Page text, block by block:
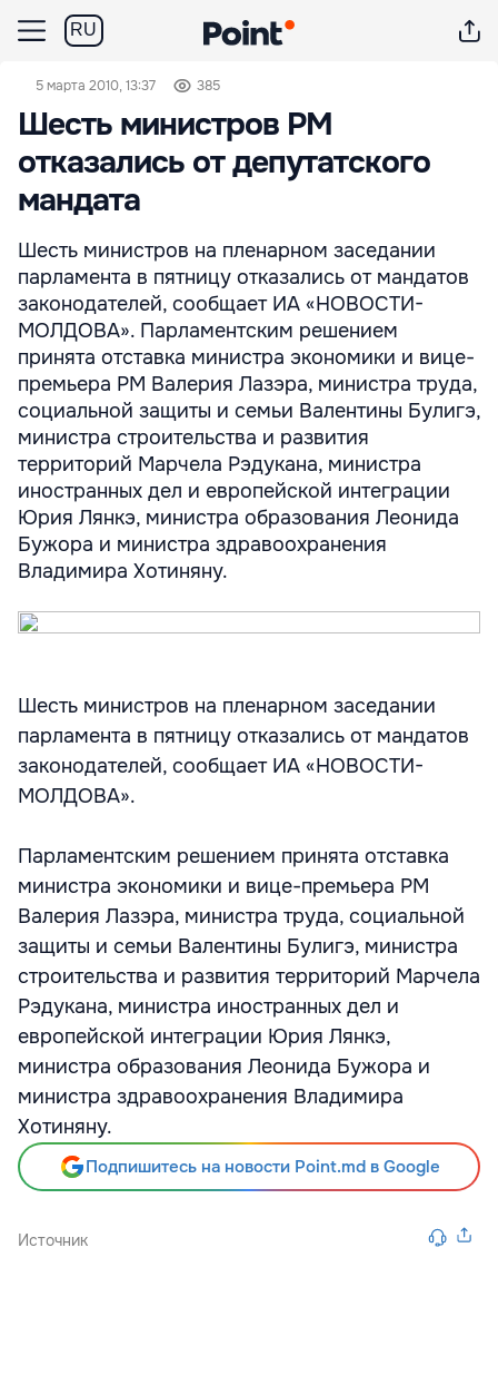
RU
5 марта 2010, 13:37 385
Шесть министров РМ
отказались от депутатского
мандата
Шесть министров на пленарном заседании
парламента в пятницу отказались от мандатов
законодателей, сообщает ИА «НОВОСТИ-
МОЛДОВА». Парламентским решением
принята отставка министра экономики и вице-
премьера РМ Валерия Лазэра, министра труда,
социальной защиты и семьи Валентины Булигэ,
министра строительства и развития
территорий Марчела Рэдукана, министра
иностранных дел и европейской интеграции
Юрия Лянкэ, министра образования Леонида
Бужора и министра здравоохранения
Владимира Хотиняну.
Шесть министров на пленарном заседании
парламента в пятницу отказались от мандатов
законодателей, сообщает ИА «НОВОСТИ-
МОЛДОВА».
Парламентским решением принята отставка
министра экономики и вице-премьера РМ
Валерия Лазэра, министра труда, социальной
защиты и семьи Валентины Булигэ, министра
строительства и развития территорий Марчела
Рэдукана, министра иностранных дел и
европейской интеграции Юрия Лянкэ,
министра образования Леонида Бужора и
министра здравоохранения Владимира
Хотиняну.
Подпишитесь на новости Point.md в Google
Источник